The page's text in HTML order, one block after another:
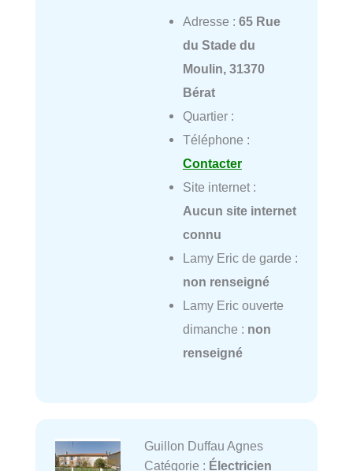
Adresse : 65 Rue
du Stade du
Moulin, 31370
Bérat
Quartier :
Téléphone :
Contacter
Site internet :
Aucun site internet
connu
Lamy Eric de garde :
non renseigné
Lamy Eric ouverte
dimanche : non
renseigné
Guillon Duffau Agnes
Catégorie : Électricien